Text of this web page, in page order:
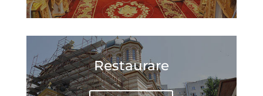
Restaurare